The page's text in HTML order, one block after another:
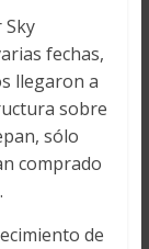
Sky
fechas,
llegaron a
sobre
sólo
comprado
de